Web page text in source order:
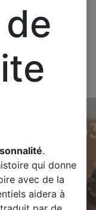
.
qui donne
avec de la
aidera à